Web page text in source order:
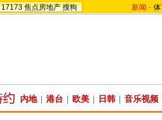
17173 焦点房地产 搜狗 新闻 -
内地 港台 欧美 日韩 音乐视频